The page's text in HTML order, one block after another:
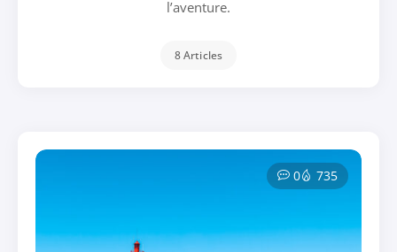
l’aventure.
8 Articles
0 735